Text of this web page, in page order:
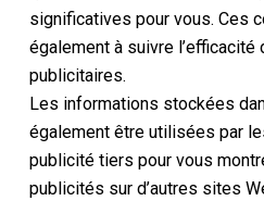
significatives pour vous. Ces
également à suivre l’efficacité
publicitaires.
Les informations stockées
également être utilisées par
publicité tiers pour vous
publicités sur d’autres sites